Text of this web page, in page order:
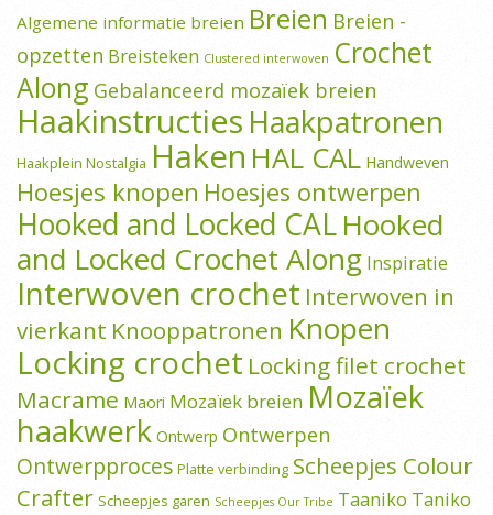
Algemene informatie breien Breien Breien -
opzetten Breisteken Clustered interwoven Crochet
Along Gebalanceerd mozaïek breien
Haakinstructies Haakpatronen
Haakplein Nostalgia Haken HAL CAL Handweven
Hoesjes knopen Hoesjes ontwerpen
Hooked and Locked CALHooked
and Locked Crochet Along Inspiratie
Interwoven crochet Interwoven in
vierkant Knooppatronen Knopen
Locking crochet Locking filet crochet
Macrame Maori Mozaïek breien Mozaïek
haakwerk Ontwerp Ontwerpen
Ontwerpproces Platte verbinding Scheepjes Colour
Crafter Scheepjes garen Scheepjes Our Tribe Taaniko Taniko